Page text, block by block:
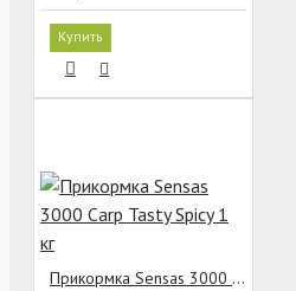
Купить
Прикормка Sensas 3000 Carp Tasty Spicy 1 кг